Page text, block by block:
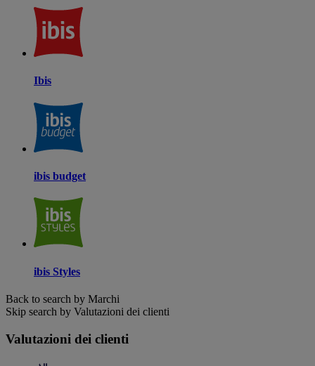
Ibis
ibis budget
ibis Styles
Back to search by Marchi
Skip search by Valutazioni dei clienti
Valutazioni dei clienti